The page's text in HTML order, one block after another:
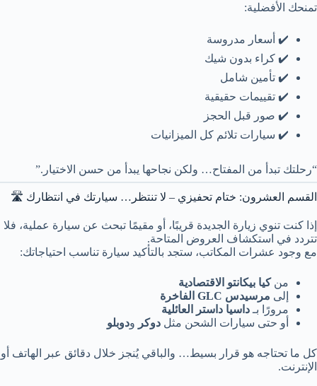
تمنحك الأفضلية:
✔️ أسعار مدروسة
✔️ كراء بدون شيك
✔️ تأمين شامل
✔️ تقييمات حقيقية
✔️ صور قبل الحجز
✔️ سيارات تلائم كل الميزانيات
“رحلتك تبدأ من المفتاح… ولكن نجاحها يبدأ من حسن الاختيار.”
القسم العشرون: ختام تحفيزي – لا تنتظر… سيارتك في انتظارك 🛣️
إذا كنت تنوي زيارة الجديدة قريبًا، أو مقيمًا تبحث عن سيارة عملية، فلا
تتردد في استكشاف العروض المتاحة.
مع وجود عشرات المكاتب، ستجد بالتأكيد سيارة تناسب احتياجاتك:
منكيا بيكانتو الاقتصادية
إلى مرسيدس GLC الفاخرة
مرورًا بـ داسيا داستر العائلية
أو حتى سيارات الشحن مثل دوكر ودوبلو
كل ما تحتاجه هو قرار بسيط… والباقي يُنجز خلال دقائق عبر الهاتف أو
الإنترنت.